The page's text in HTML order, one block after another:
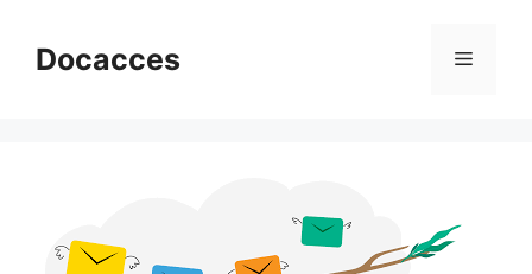
naarDocacces Menu